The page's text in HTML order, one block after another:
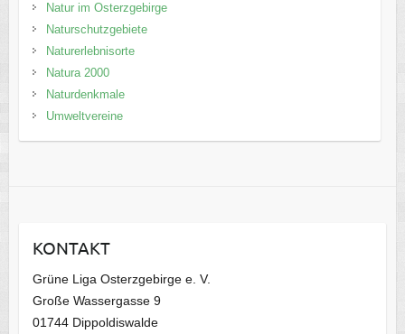
Natur im Osterzgebirge
Naturschutzgebiete
Naturerlebnisorte
Natura 2000
Naturdenkmale
Umweltvereine
KONTAKT
Grüne Liga Osterzgebirge e. V.
Große Wassergasse 9
01744 Dippoldiswalde